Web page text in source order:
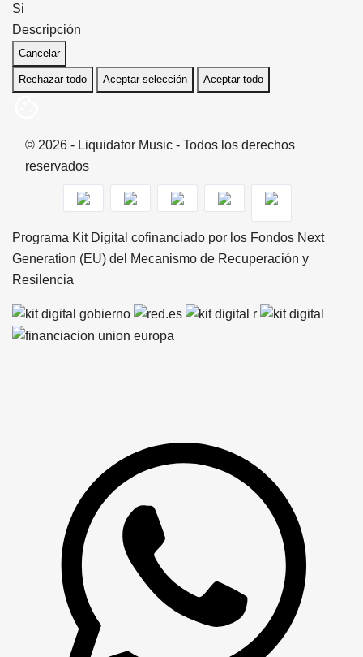
Si
Descripción
Cancelar
Rechazar todo Aceptar selección Aceptar todo
© 2026 - Liquidator Music - Todos los derechos
reservados
Programa Kit Digital cofinanciado por los Fondos Next
Generation (EU) del Mecanismo de Recuperación y
Resilencia